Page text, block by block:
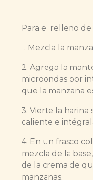
Para el relleno de
1. Mezcla la
2. Agrega la
microondas por
que la manzana
3. Vierte la harina
caliente e
4. En un frasco
mezcla de la
de la crema de
manzanas.